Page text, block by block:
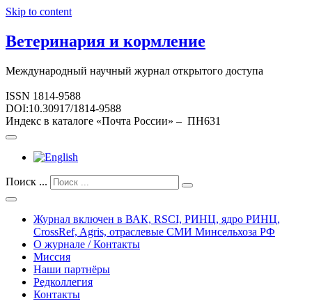
Skip to content
Ветеринария и кормление
Международный научный журнал открытого доступа
ISSN 1814-9588
DOI:10.30917/1814-9588
Индекс в каталоге «Почта России» – ПН631
Поиск ...
Журнал включен в ВАК, RSCI, РИНЦ, ядро РИНЦ,
CrossRef, Agris, отраслевые СМИ Минсельхоза РФ
О журнале / Контакты
Миссия
Наши партнёры
Редколлегия
Контакты